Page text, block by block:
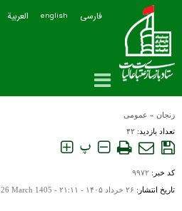
فارسی english العربیة
زنجان » عمومی
تعداد بازدید: ۴۲
پ
کد خبر: ۹۹۷۲
تاریخ انتشار: ۲۶ خرداد ۱۴۰۵ - ۲۱:۱۱ - 26 March 1405